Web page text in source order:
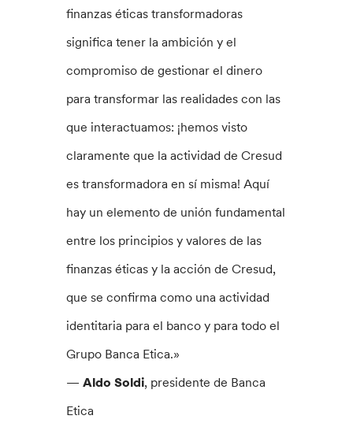
finanzas éticas transformadoras
significa tener la ambición y el
compromiso de gestionar el dinero
para transformar las realidades con las
que interactuamos: ¡hemos visto
claramente que la actividad de Cresud
es transformadora en sí misma! Aquí
hay un elemento de unión fundamental
entre los principios y valores de las
finanzas éticas y la acción de Cresud,
que se confirma como una actividad
identitaria para el banco y para todo el
Grupo Banca Etica.»
—Aldo Soldi, presidente de Banca
Etica